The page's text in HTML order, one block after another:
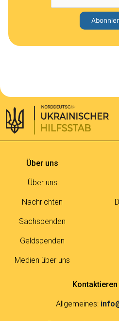
Über uns
Über uns
Nachrichten
Sachspenden
Geldspenden
Medien über uns
Kontaktieren
Allgemeines: